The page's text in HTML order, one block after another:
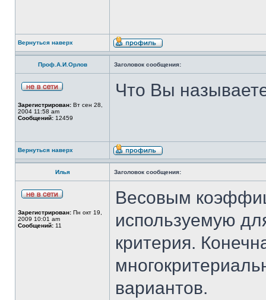
Вернуться наверх
Проф.А.И.Орлов Заголовок сообщения:
Зарегистрирован: Вт сен 28,
2004 11:58 am
Сообщений: 12459
Что Вы
Вернуться наверх
Илья Заголовок сообщения:
Зарегистрирован: Пн окт 19,
2009 10:01 am
Сообщений: 11
Весовым
используемую
критерия.
вариантов.